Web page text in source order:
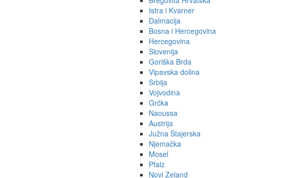
Istra i Kvarner
Dalmacija
Bosna i Hercegovina
Hercegovina
Slovenija
Goriška Brda
Vipavska dolina
Srbija
Vojvodina
Grčka
Naoussa
Austrija
Južna Štajerska
Njemačka
Mosel
Pfalz
Novi Zeland